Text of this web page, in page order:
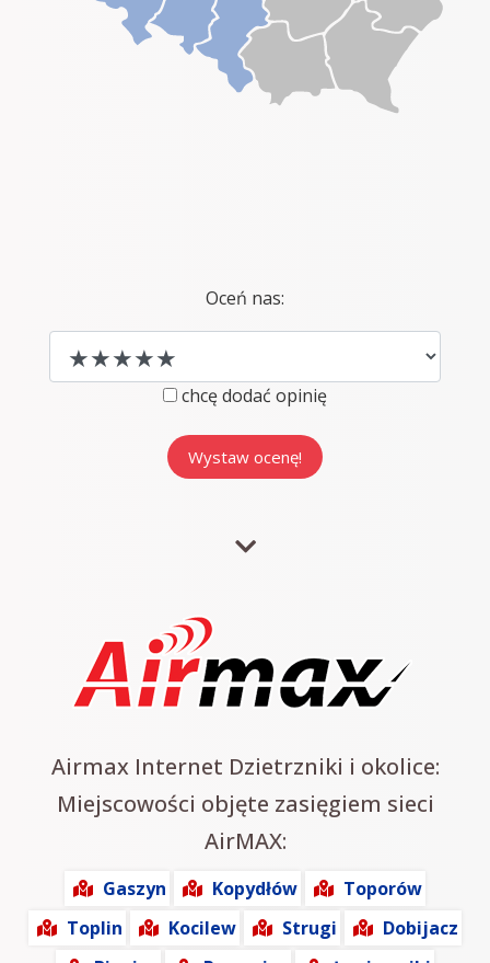
Oceń nas:
chcę dodać opinię
Airmax Internet Dzietrzniki i okolice:
Miejscowości objęte zasięgiem sieci
AirMAX:
Gaszyn Kopydłów
Toporów
Toplin
Kocilew Strugi
Dobijacz